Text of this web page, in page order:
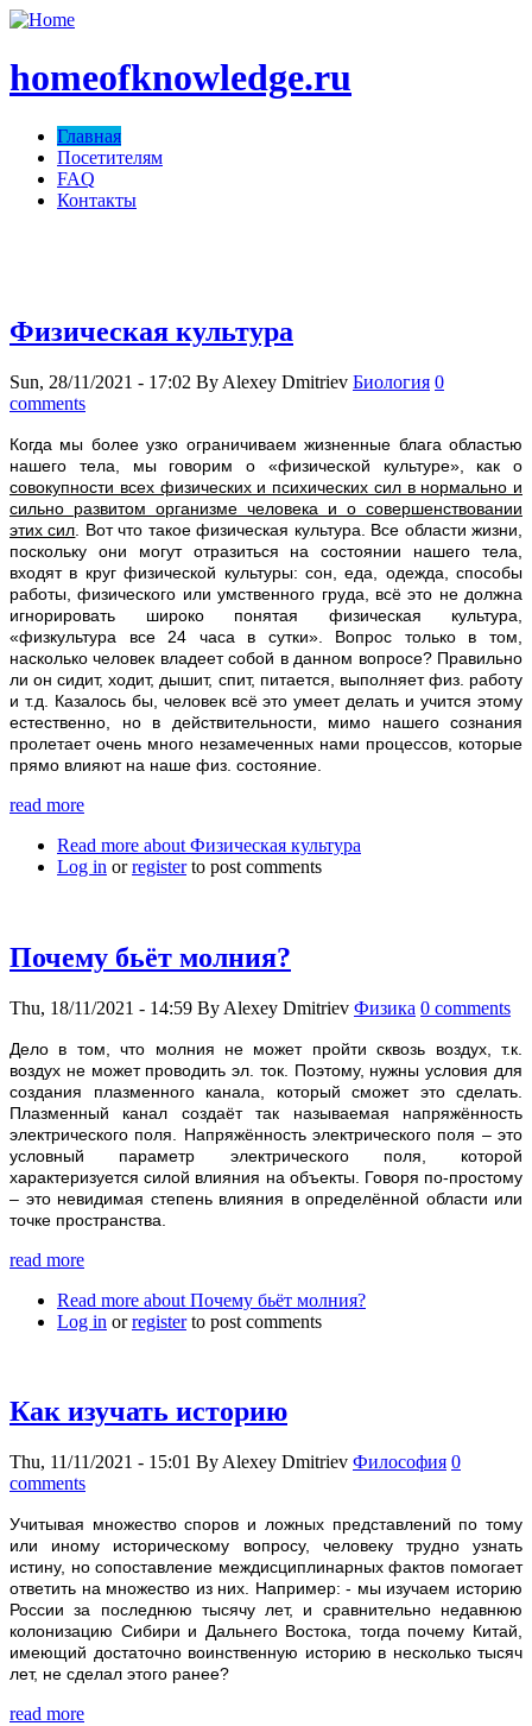
homeofknowledge.ru
Главная
Посетителям
FAQ
Контакты
Физическая культура
Sun, 28/11/2021 - 17:02 By Alexey Dmitriev Биология 0
comments
Когда мы более узко ограничиваем жизненные блага областью
нашего тела, мы говорим о «физической культуре», как о
совокупности всех физических и психических сил в нормально и
сильно развитом организме человека и о совершенствовании
этих сил . Вот что такое физическая культура. Все области жизни,
поскольку они могут отразиться на состоянии нашего тела,
входят в круг физической культуры: сон, еда, одежда, способы
работы, физического или умственного груда, всё это не должна
игнорировать широко понятая физическая культура,
«физкультура все 24 часа в сутки». Вопрос только в том,
насколько человек владеет собой в данном вопросе? Правильно
ли он сидит, ходит, дышит, спит, питается, выполняет физ. работу
и т.д. Казалось бы, человек всё это умеет делать и учится этому
естественно, но в действительности, мимо нашего сознания
пролетает очень много незамеченных нами процессов, которые
прямо влияют на наше физ. состояние.
read more
Read more about Физическая культура
Log in orregisterto post comments
Почему бьёт молния?
Thu, 18/11/2021 - 14:59 By Alexey Dmitriev Физика 0 comments
Дело в том, что молния не может пройти сквозь воздух, т.к.
воздух не может проводить эл. ток. Поэтому, нужны условия для
создания плазменного канала, который сможет это сделать.
Плазменный канал создаёт так называемая напряжённость
электрического поля. Напряжённость электрического поля – это
условный параметр электрического поля, которой
характеризуется силой влияния на объекты. Говоря по-простому
– это невидимая степень влияния в определённой области или
точке пространства.
read more
Read more about Почему бьёт молния?
Log in orregisterto post comments
Как изучать историю
Thu, 11/11/2021 - 15:01 By Alexey Dmitriev Философия 0
comments
Учитывая множество споров и ложных представлений по тому
или иному историческому вопросу, человеку трудно узнать
истину, но сопоставление междисциплинарных фактов помогает
ответить на множество из них. Например: - мы изучаем историю
России за последнюю тысячу лет, и сравнительно недавнюю
колонизацию Сибири и Дальнего Востока, тогда почему Китай,
имеющий достаточно воинственную историю в несколько тысяч
лет, не сделал этого ранее?
read more